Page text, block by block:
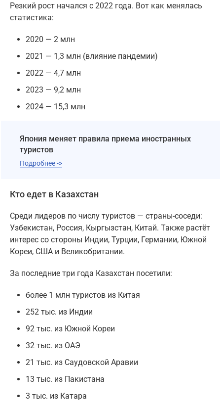
Резкий рост начался с 2022 года. Вот как менялась
статистика:
2020 — 2 млн
2021 — 1,3 млн (влияние пандемии)
2022 — 4,7 млн
2023 — 9,2 млн
2024 — 15,3 млн
Япония меняет правила приема иностранных
туристов
Подробнее ->
Кто едет в Казахстан
Среди лидеров по числу туристов — страны-соседи:
Узбекистан, Россия, Кыргызстан, Китай. Также растёт
интерес со стороны Индии, Турции, Германии, Южной
Кореи, США и Великобритании.
За последние три года Казахстан посетили:
более 1 млн туристов из Китая
252 тыс. из Индии
92 тыс. из Южной Кореи
32 тыс. из ОАЭ
21 тыс. из Саудовской Аравии
13 тыс. из Пакистана
3 тыс. из Катара